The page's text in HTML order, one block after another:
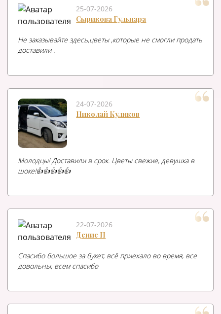
25-07-2026
Сырикова Гульнара
Не заказывайте здесь,цветы ,которые не смогли продать
доставили .
24-07-2026
Николай Куликов
Молодцы! Доставили в срок. Цветы свежие, девушка в
шоке!👍👍👍👍👍
22-07-2026
Денис П
Спасибо большое за букет, всё приехало во время, все
довольны, всем спасибо